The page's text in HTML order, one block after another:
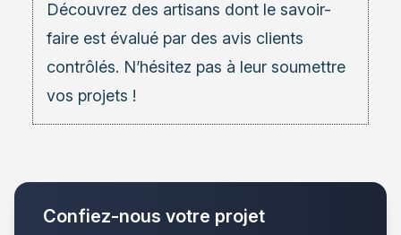
Découvrez des artisans dont le savoir-
faire est évalué par des avis clients
contrôlés. N’hésitez pas à leur soumettre
vos projets !
Confiez-nous votre projet